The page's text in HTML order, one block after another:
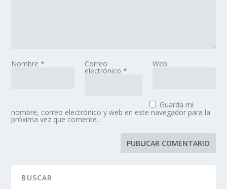
Nombre* Correo
electrónico *
Web
Guarda mi
nombre, correo electrónico y web en este navegador para la
próxima vez que comente.